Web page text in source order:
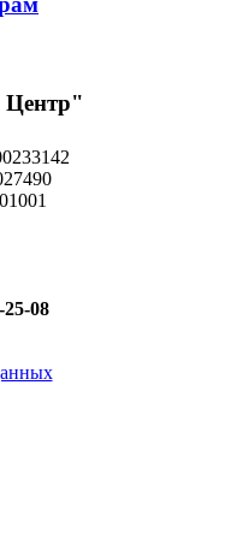
25-08